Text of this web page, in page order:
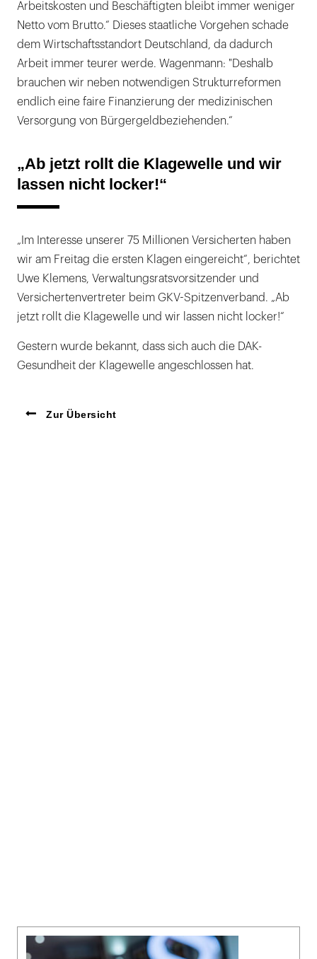
Arbeitskosten und Beschäftigten bleibt immer weniger
Netto vom Brutto.“ Dieses staatliche Vorgehen schade
dem Wirtschaftsstandort Deutschland, da dadurch
Arbeit immer teurer werde. Wagenmann: "Deshalb
brauchen wir neben notwendigen Strukturreformen
endlich eine faire Finanzierung der medizinischen
Versorgung von Bürgergeldbeziehenden.“
„Ab jetzt rollt die Klagewelle und wir
lassen nicht locker!“
„Im Interesse unserer 75 Millionen Versicherten haben
wir am Freitag die ersten Klagen eingereicht“, berichtet
Uwe Klemens, Verwaltungsratsvorsitzender und
Versichertenvertreter beim GKV-Spitzenverband. „Ab
jetzt rollt die Klagewelle und wir lassen nicht locker!“
Gestern wurde bekannt, dass sich auch die DAK-
Gesundheit der Klagewelle angeschlossen hat.
Zur Übersicht